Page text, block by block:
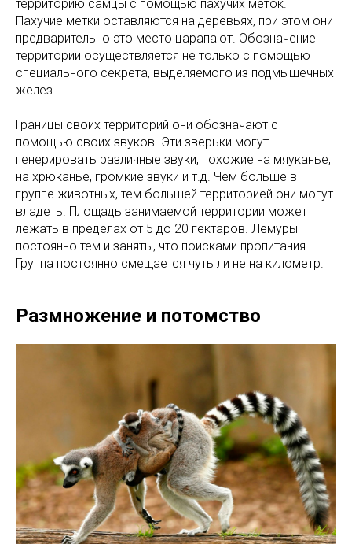
территорию самцы с помощью пахучих меток.
Пахучие метки оставляются на деревьях, при этом они
предварительно это место царапают. Обозначение
территории осуществляется не только с помощью
специального секрета, выделяемого из подмышечных
желез.
Границы своих территорий они обозначают с
помощью своих звуков. Эти зверьки могут
генерировать различные звуки, похожие на мяуканье,
на хрюканье, громкие звуки и т.д. Чем больше в
группе животных, тем большей территорией они могут
владеть. Площадь занимаемой территории может
лежать в пределах от 5 до 20 гектаров. Лемуры
постоянно тем и заняты, что поисками пропитания.
Группа постоянно смещается чуть ли не на километр.
Размножение и потомство